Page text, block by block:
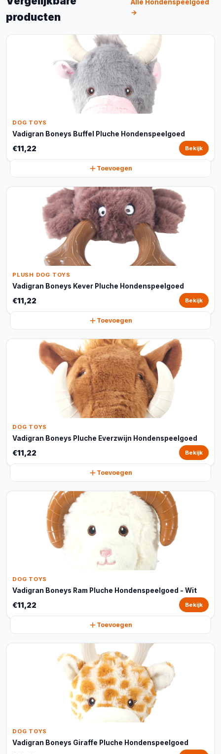
producten
Alle Hondenspeelgoed
→
DOG TOYS
Vadigran Boneys Buffel Pluche Hondenspeelgoed
€11,22 Bekijk
Toevoegen
PLUSH DOG TOYS
Vadigran Boneys Kever Pluche Hondenspeelgoed
€11,22 Bekijk
Toevoegen
DOG TOYS
Vadigran Boneys Pluche Everzwijn Hondenspeelgoed
€11,22 Bekijk
Toevoegen
DOG TOYS
Vadigran Boneys Ram Pluche Hondenspeelgoed - Wit
€11,22 Bekijk
Toevoegen
DOG TOYS
Vadigran Boneys Giraffe Pluche Hondenspeelgoed